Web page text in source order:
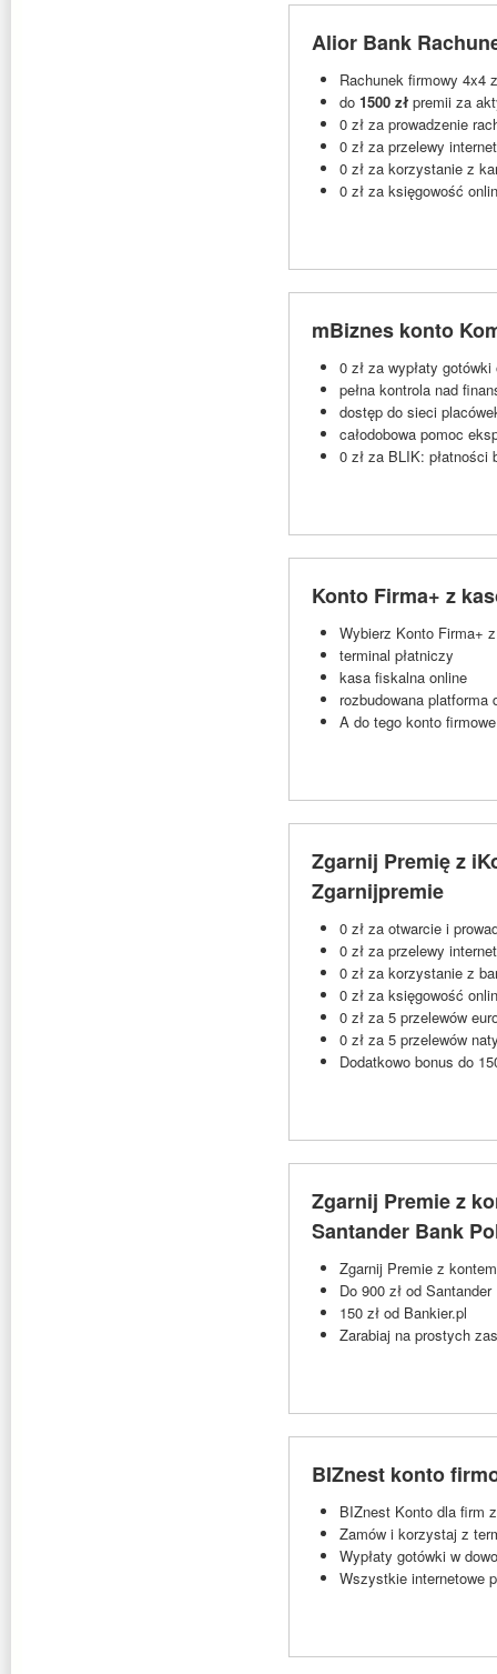
Alior Bank
Rachunek firmowy 4x4
do 1500 zł premii za
0 zł za prowadzenie
0 zł za przelewy
0 zł za korzystanie z
0 zł za księgowość
mBiznes konto
0 zł za wypłaty
pełna kontrola nad
dostęp do sieci
całodobowa pomoc
0 zł za BLIK: płatności
Konto Firma+ z
Wybierz Konto Firma+
terminal płatniczy
kasa fiskalna online
rozbudowana platforma
A do tego konto
Zgarnij Premię z
Zgarnijpremie
0 zł za otwarcie i
0 zł za przelewy
0 zł za korzystanie z
0 zł za księgowość
0 zł za 5 przelewów
0 zł za 5 przelewów
Dodatkowo bonus do
Zgarnij Premie z
Santander Bank
Zgarnij Premie z
Do 900 zł od
150 zł od Bankier.pl
Zarabiaj na prostych
BIZnest konto
BIZnest Konto dla firm
Zamów i korzystaj z
Wypłaty gotówki w
Wszystkie internetowe